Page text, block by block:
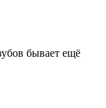
бывает ещё